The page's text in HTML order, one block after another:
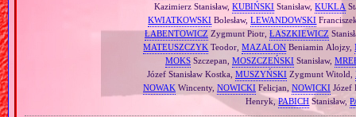
Kazimierz Stanisław,KUBIŃSKI Stanisław,KUKLA
KWIATKOWSKI Bolesław,LEWANDOWSKI
ŁABENTOWICZ Zygmunt Piotr, ŁASZKIEWICZ
MATEUSZCZYK Teodor,MAZALON Beniamin Alojzy,
MOKSSzczepan, MOSZCZEŃSKI Stanisław,
Józef Stanisław Kostka, MUSZYŃSKI Zygmunt Witold,
NOWAK Wincenty, NOWICKI Felicjan, NOWICKI Józef
Henryk,PABICH Stanisław,